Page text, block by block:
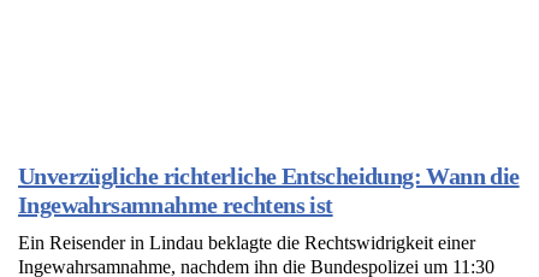
Unverzügliche richterliche Entscheidung: Wann die
Ingewahrsamnahme rechtens ist
Ein Reisender in Lindau beklagte die Rechtswidrigkeit einer
Ingewahrsamnahme, nachdem ihn die Bundespolizei um 11:30